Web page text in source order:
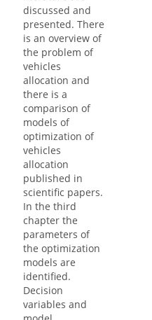
discussed and
presented. There
is an overview of
the problem of
vehicles
allocation and
there is a
comparison of
models of
optimization of
vehicles
allocation
published in
scientific papers.
In the third
chapter the
parameters of
the optimization
models are
identified.
Decision
variables and